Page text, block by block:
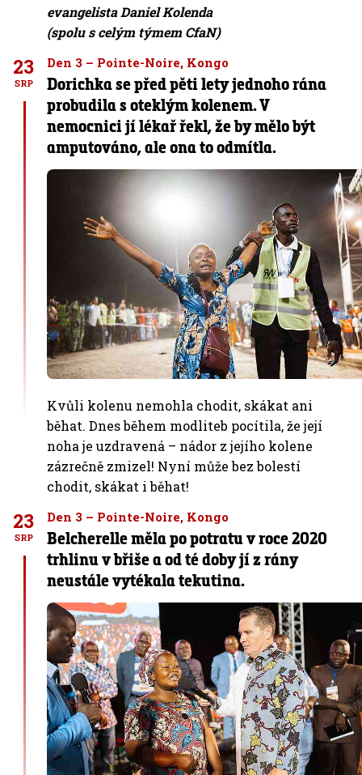
evangelista Daniel Kolenda
(spolu s celým týmem CfaN)
23
SRP
Den 3 – Pointe-Noire, Kongo
Dorichka se před pěti lety jednoho rána
probudila s oteklým kolenem. V
nemocnici jí lékař řekl, že by mělo být
amputováno, ale ona to odmítla.
Kvůli kolenu nemohla chodit, skákat ani
běhat. Dnes během modliteb pocítila, že její
noha je uzdravená – nádor z jejího kolene
zázrečně zmizel! Nyní může bez bolestí
chodit, skákat i běhat!
23
SRP
Den 3 – Pointe-Noire, Kongo
Belcherelle měla po potratu v roce 2020
trhlinu v břiše a od té doby jí z rány
neustále vytékala tekutina.